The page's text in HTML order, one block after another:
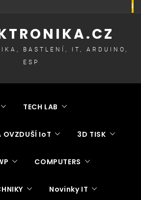
BASTLENÍ, IT, ARDUINO,
ESP
TECH LAB
OVZDUŠÍ IoT 3D TISK
COMPUTERS
Novinky IT